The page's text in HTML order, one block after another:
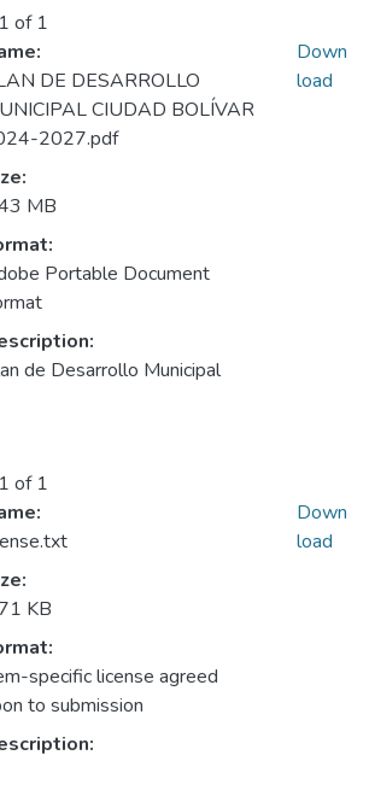
of 1
DE DESARROLLO
CIUDAD BOLÍVAR
2027.pdf
MB
Portable Document
de Desarrollo Municipal
Down
load
of 1
KB
specific license agreed
to submission
Down
load